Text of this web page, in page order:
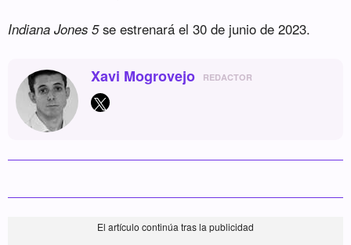
Indiana Jones 5se estrenará el 30 de junio de 2023.
Xavi Mogrovejo REDACTOR